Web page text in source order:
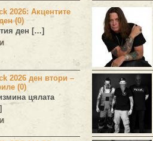
2026: Акцентите
(0)
ден […]
2026 ден втори –
(0)
цялата